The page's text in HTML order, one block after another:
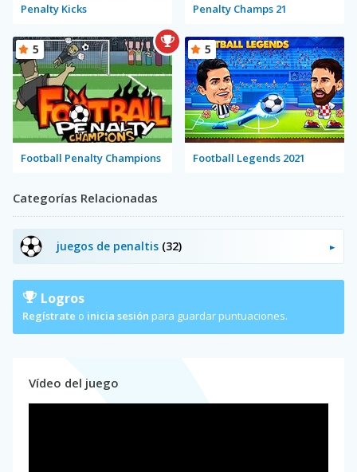
Penalty Kicks Penalty Champs 21
Football Penalty Champions
5
Football Legends 2021
5
Categorías Relacionadas
juegos de penaltis (32)
Logros
Regístrate o inicia sesión para guardar puntuaciones.
Vídeo del juego